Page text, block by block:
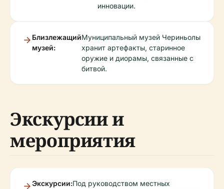
инновации.
Близлежащий
музей:
Муниципальный музей Чериньолы
хранит артефакты, старинное
оружие и диорамы, связанные с
битвой.
Экскурсии и
мероприятия
Экскурсии:Под руководством местных